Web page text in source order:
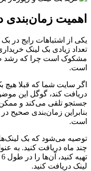
اهمیت زمان‌بندی
یکی از اشتباهات رایج در
تعداد زیادی بک لینک
مشکوک است چرا که رشد
است.
اگر سایت شما که قبلا هیچ
دریافت کند، گوگل این
جستجو تلقی می‌کند و
بنابراین زمان‌بندی صحیح
است.
توصیه می‌شود که بک
لینک دریافت کنید.